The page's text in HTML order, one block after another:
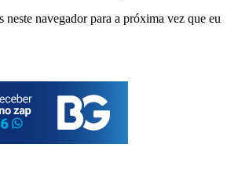
neste navegador para a próxima vez que eu